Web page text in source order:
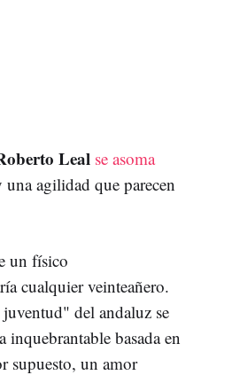
Leal se asoma
agilidad que parecen
un físico
cualquier veinteañero.
del andaluz se
basada en
supuesto, un amor